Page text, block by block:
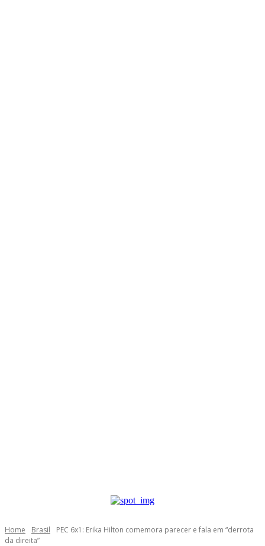
Home Brasil
PEC 6x1: Erika Hilton comemora parecer e fala em “derrota
da direita”